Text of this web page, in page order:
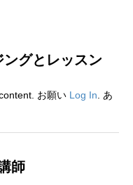
グとレッスン
お願い Log In . あ
師